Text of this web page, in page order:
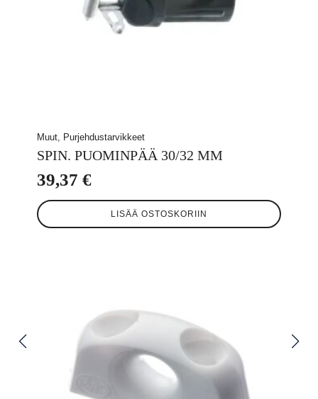
Muut, Purjehdustarvikkeet
SPIN. PUOMINPÄÄ 30/32 MM
39,37 €
LISÄÄ OSTOSKORIIN